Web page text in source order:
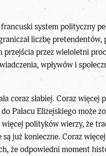
francuski system polityczny
liczbę pretendentów,
przejścia przez wieloletni
wpływów i
coraz słabiej. Coraz więcej
Pałacu Elizejskiego może
więcej polityków wierzy, że
są już konieczne. Coraz
że odpowiedni moment